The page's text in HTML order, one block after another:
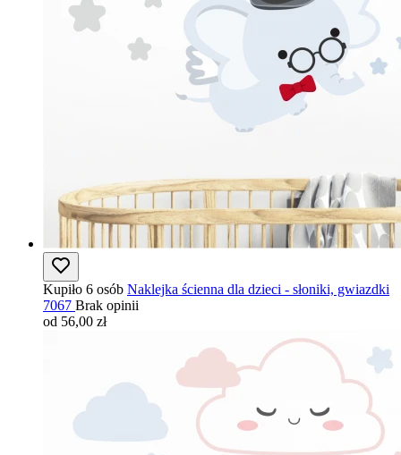
Kupiło 6 osób Naklejka ścienna dla dzieci - słoniki, gwiazdki
7067 Brak opinii
od 56,00 zł